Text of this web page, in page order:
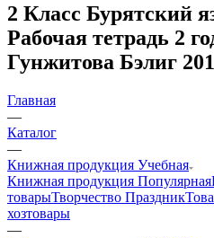
2 Класс Бурятский
Рабочая тетрадь 2
Гунжитова Бэлиг
Главная
—
Каталог
—
Книжная продукция Учебная
Книжная продукция Популярная
товарыТворчество Праздник
хозтовары
—